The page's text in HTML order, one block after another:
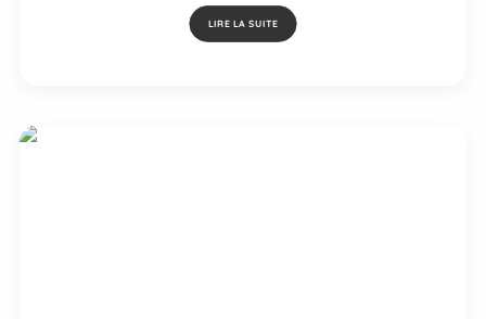
LIRE LA SUITE